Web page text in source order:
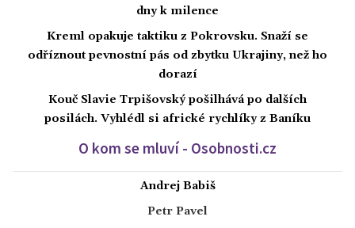
dny k milence
Kreml opakuje taktiku z Pokrovsku. Snaží se
odříznout pevnostní pás od zbytku Ukrajiny, než ho
dorazí
Kouč Slavie Trpišovský pošilhává po dalších
posilách. Vyhlédl si africké rychlíky z Baníku
O kom se mluví - Osobnosti.cz
Andrej Babiš
Petr Pavel